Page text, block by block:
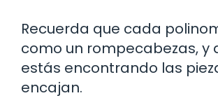
Recuerda que cada
como un rompecabezas, y
estás encontrando las
encajan.